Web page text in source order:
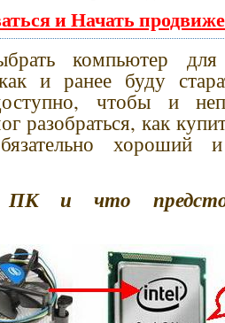
и Начать
компьютер
и ранее буду
чтобы и
разобраться, как
хороший
и что